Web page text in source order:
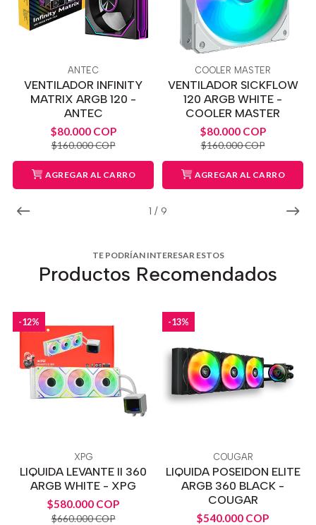
1 / 9
ANTEC
VENTILADOR INFINITY
MATRIX ARGB 120 -
ANTEC
$80.000 COP
$160.000 COP
AGREGAR AL CARRO
COOLER MASTER
VENTILADOR SICKFLOW
120 ARGB WHITE -
COOLER MASTER
$80.000 COP
$160.000 COP
AGREGAR AL CARRO
TE PODRÍAN INTERESAR ESTOS
Productos Recomendados
-12%
XPG
LIQUIDA LEVANTE II 360
ARGB WHITE - XPG
$580.000 COP
$660.000 COP
-13%
COUGAR
LIQUIDA POSEIDON ELITE
ARGB 360 BLACK -
COUGAR
$540.000 COP